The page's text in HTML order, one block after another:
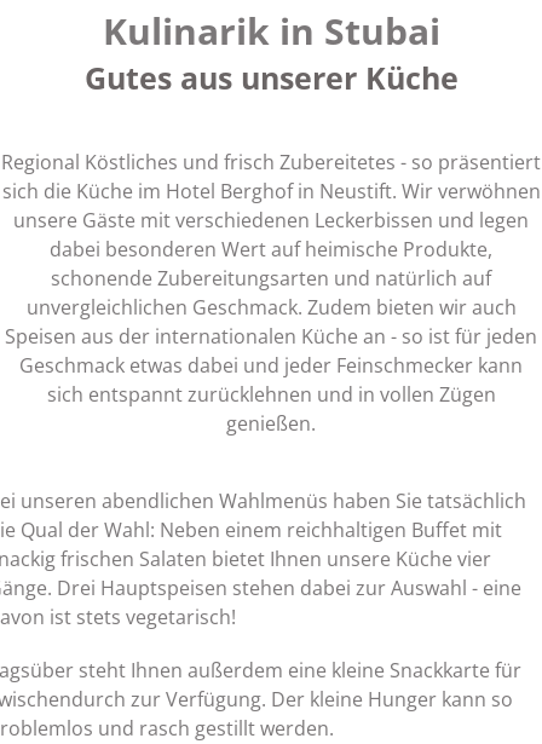
Kulinarik in Stubai
Gutes aus unserer Küche
Regional Köstliches und frisch Zubereitetes - so präsentiert
sich die Küche im Hotel Berghof in Neustift. Wir verwöhnen
unsere Gäste mit verschiedenen Leckerbissen und legen
dabei besonderen Wert auf heimische Produkte,
schonende Zubereitungsarten und natürlich auf
unvergleichlichen Geschmack. Zudem bieten wir auch
Speisen aus der internationalen Küche an - so ist für jeden
Geschmack etwas dabei und jeder Feinschmecker kann
sich entspannt zurücklehnen und in vollen Zügen
genießen.
unseren abendlichen Wahlmenüs haben Sie tatsächlich
Qual der Wahl: Neben einem reichhaltigen Buffet mit
frischen Salaten bietet Ihnen unsere Küche vier
Drei Hauptspeisen stehen dabei zur Auswahl - eine
ist stets vegetarisch!
steht Ihnen außerdem eine kleine Snackkarte für
zur Verfügung. Der kleine Hunger kann so
und rasch gestillt werden.